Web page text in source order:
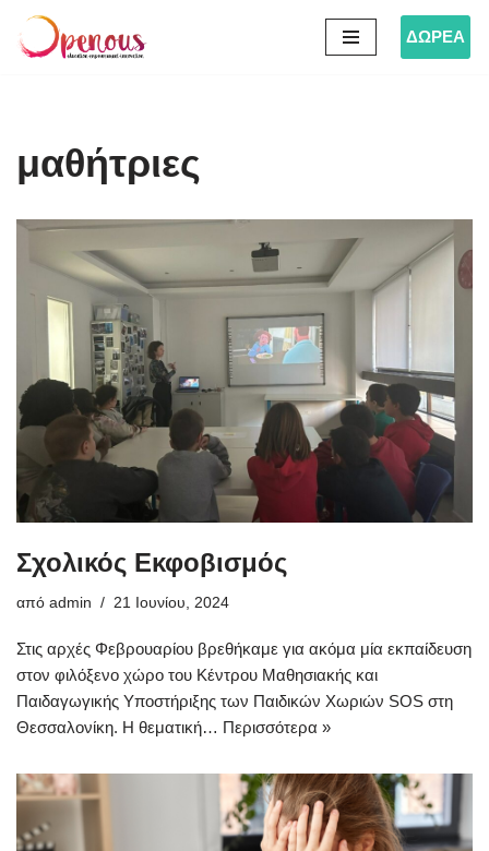
Μεταπηδήστε
ΔΩΡΕΑ
μαθήτριες
Σχολικός Εκφοβισμός
από admin 21 Ιουνίου, 2024
Στις αρχές Φεβρουαρίου βρεθήκαμε για ακόμα μία εκπαίδευση
στον φιλόξενο χώρο του Κέντρου Μαθησιακής και
Παιδαγωγικής Υποστήριξης των Παιδικών Χωριών SOS στη
Θεσσαλονίκη. Η θεματική… Περισσότερα »